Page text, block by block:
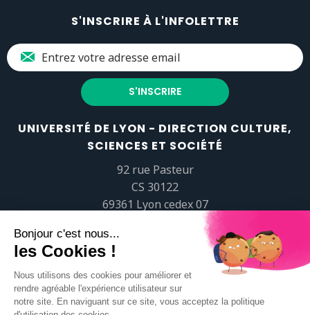
S'INSCRIRE À L'INFOLETTRE
UNIVERSITÉ DE LYON - DIRECTION CULTURE,
SCIENCES ET SOCIÉTÉ
92 rue Pasteur
CS 30122
69361 Lyon cedex 07
popsciences@universite-lyon.fr
Tél.+33 (0)4 37 37 82 01